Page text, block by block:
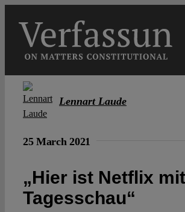
content
Main
Open Access
Lennart Laude
25 March 2021
„Hier ist Netflix
Tagesschau“